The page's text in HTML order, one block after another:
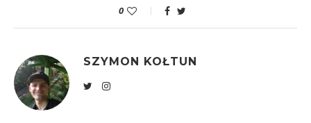
0
SZYMON KOŁTUN